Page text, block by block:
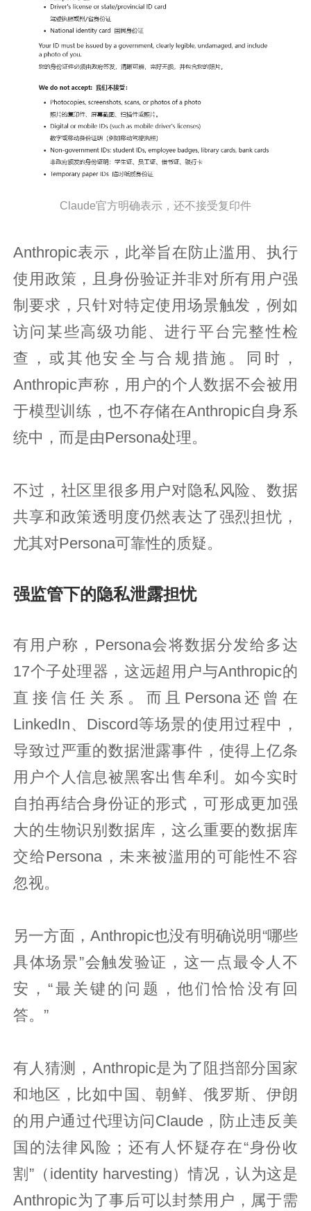
Claude官方明确表示，还不接受复印件
Anthropic表示，此举旨在防止滥用、执行
使用政策，且身份验证并非对所有用户强
制要求，只针对特定使用场景触发，例如
访问某些高级功能、进行平台完整性检
查，或其他安全与合规措施。同时，
Anthropic声称，用户的个人数据不会被用
于模型训练，也不存储在Anthropic自身系
统中，而是由Persona处理。
不过，社区里很多用户对隐私风险、数据
共享和政策透明度仍然表达了强烈担忧，
尤其对Persona可靠性的质疑。
强监管下的隐私泄露担忧
有用户称，Persona会将数据分发给多达
17个子处理器，这远超用户与Anthropic的
直接信任关系。而且Persona还曾在
LinkedIn、Discord等场景的使用过程中，
导致过严重的数据泄露事件，使得上亿条
用户个人信息被黑客出售牟利。如今实时
自拍再结合身份证的形式，可形成更加强
大的生物识别数据库，这么重要的数据库
交给Persona，未来被滥用的可能性不容
忽视。
另一方面，Anthropic也没有明确说明“哪些
具体场景”会触发验证，这一点最令人不
安，“最关键的问题，他们恰恰没有回
答。”
有人猜测，Anthropic是为了阻挡部分国家
和地区，比如中国、朝鲜、俄罗斯、伊朗
的用户通过代理访问Claude，防止违反美
国的法律风险；还有人怀疑存在“身份收
割”（identity harvesting）情况，认为这是
Anthropic为了事后可以封禁用户，属于需